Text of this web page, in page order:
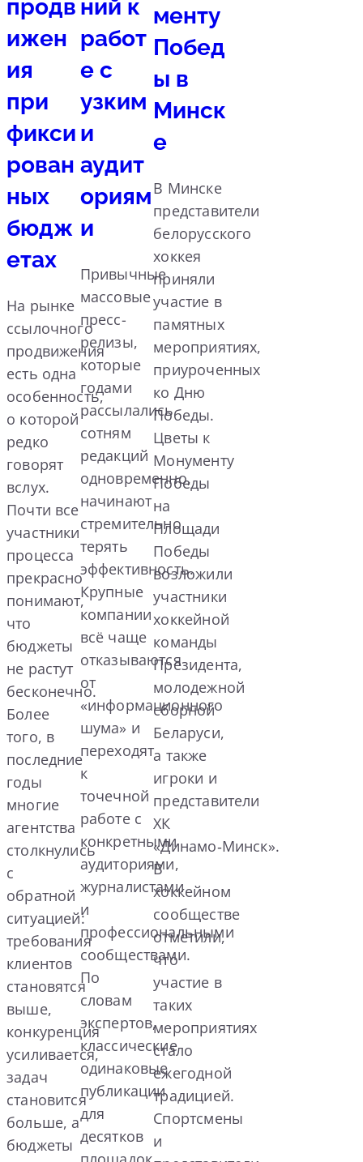
продв
ижен
ия
при
фикси
рован
ных
бюдж
етах
На рынке
ссылочного
продвижения
есть одна
особенность,
о которой
редко
говорят
вслух.
Почти все
участники
процесса
прекрасно
понимают,
что
бюджеты
не растут
бесконечно.
Более
того, в
последние
годы
многие
агентства
столкнулись
с
обратной
ситуацией:
требования
клиентов
становятся
выше,
конкуренция
усиливается,
задач
становится
больше, а
бюджеты
ний к
работ
е с
узким
и
аудит
ориям
и
Привычные
массовые
пресс-
релизы,
которые
годами
рассылались
сотням
редакций
одновременно,
начинают
стремительно
терять
эффективность.
Крупные
компании
всё чаще
отказываются
от
«информационного
шума» и
переходят
к
точечной
работе с
конкретными
аудиториями,
журналистами
и
профессиональными
сообществами.
По
словам
экспертов,
классические
одинаковые
публикации
для
десятков
менту
Побед
ы в
Минск
е
В Минске
представители
белорусского
хоккея
приняли
участие в
памятных
мероприятиях,
приуроченных
ко Дню
Победы.
Цветы к
Монументу
Победы
на
Площади
Победы
возложили
участники
хоккейной
команды
Президента,
молодежной
сборной
Беларуси,
а также
игроки и
представители
ХК
«Динамо‑Минск».
В
хоккейном
сообществе
отметили,
что
участие в
таких
мероприятиях
стало
ежегодной
традицией.
Спортсмены
и